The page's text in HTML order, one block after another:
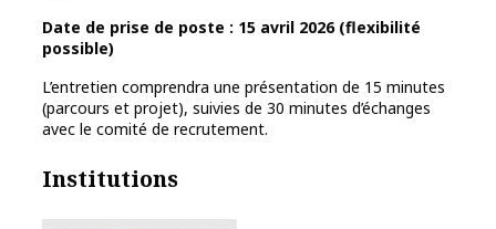
Date de prise de poste : 15 avril 2026 (flexibilité
possible)
L’entretien comprendra une présentation de 15 minutes
(parcours et projet), suivies de 30 minutes d’échanges
avec le comité de recrutement.
Institutions